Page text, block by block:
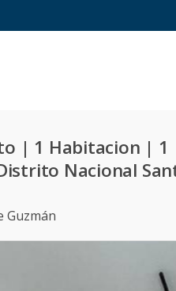
| 1 Habitacion | 1
Nacional
Guzmán